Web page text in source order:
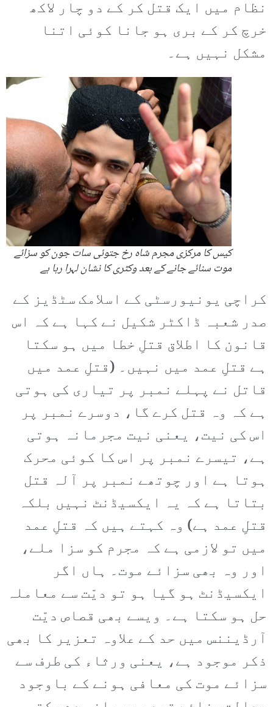
نظام میں ایک قتل کر کے دو چار لاکھ
خرچ کر کے بری ہو جانا کوئی اتنا
مشکل نہیں ہے۔
کیس کا مرکزی مجرم شاہ رخ جتوئی سات جون کو سزائے
موت سنائے جانے کے بعد وکٹری کا نشان لہرا رہا ہے
کراچی یونیورسٹی کے اسلامک سٹڈیز کے
صدر شعبہ ڈاکٹر شکیل نے کہا ہے کہ اس
قانون کا اطلاق قتلِ خطا میں ہو سکتا
ہے قتلِ عمد میں نہیں۔ (قتلِ عمد میں
قاتل نے پہلے نمبر پر تیاری کی ہوتی
ہے کہ وہ قتل کرے گا، دوسرے نمبر پر
اس کی نیت، یعنی نیت مجرمانہ ہوتی
ہے، تیسرے نمبر پر اس کا کوئی محرک
ہوتا ہے اور چوتھے نمبر پر آلہ قتل
بتاتا ہے کہ یہ ایکسیڈنٹ نہیں بلکہ
قتلِ عمد ہے) وہ کہتے ہیں کہ قتلِ عمد
میں تو لازمی ہے کہ مجرم کو سزا ملے،
اور وہ بھی سزائے موت۔ ہاں اگر
ایکسیڈنٹ ہو گیا ہو تو دیّت سے معاملہ
حل ہو سکتا ہے۔ ویسے بھی قصاص دیّت
آرڈیننس میں حد کے علاوہ تعزیر کا بھی
ذکر موجود ہے، یعنی ورثاء کی طرف سے
سزائے موت کی معافی ہونے کے باوجود